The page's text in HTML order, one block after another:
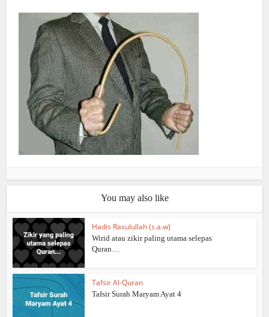
You may also like
Hadis Rasulullah (s.a.w)
Wirid atau zikir paling utama selepas
Quran…
Tafsir Al-Quran
Tafsir Surah Maryam Ayat 4